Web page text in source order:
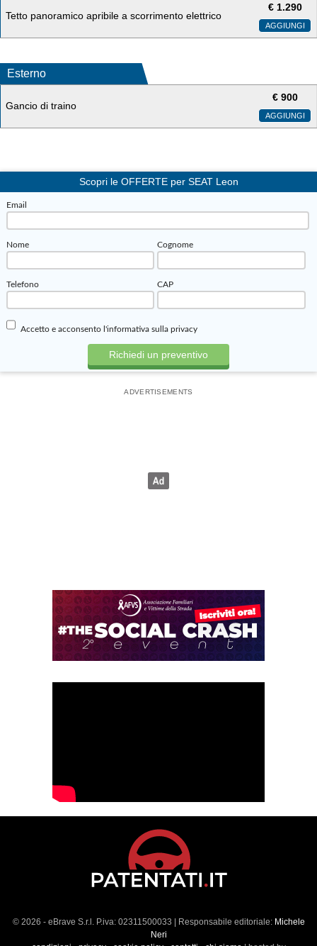
Tetto panoramico apribile a scorrimento elettrico
€ 1.290
AGGIUNGI
Esterno
Gancio di traino
€ 900
AGGIUNGI
Scopri le OFFERTE per SEAT Leon
Email
Nome Cognome
Telefono CAP
Accetto e acconsento l'informativa sulla privacy
© 2026 - eBrave S.r.l. P.iva: 02311500033 | Responsabile editoriale: Michele
Neri